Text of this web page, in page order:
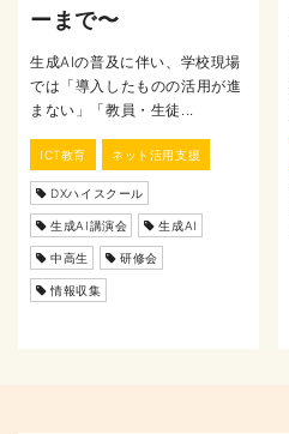
ーまで〜
生成AIの普及に伴い、学校現場
では「導入したものの活用が進
まない」「教員・生徒...
ICT教育 ネット活用支援
DXハイスクール
生成AI講演会 生成AI
中高生 研修会
情報収集